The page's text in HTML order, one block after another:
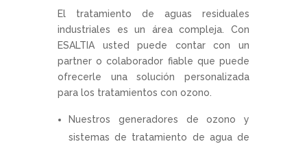
El tratamiento de aguas residuales
industriales es un área compleja. Con
ESALTIA usted puede contar con un
partner o colaborador fiable que puede
ofrecerle una solución personalizada
para los tratamientos con ozono.
Nuestros generadores de ozono y
sistemas de tratamiento de agua de